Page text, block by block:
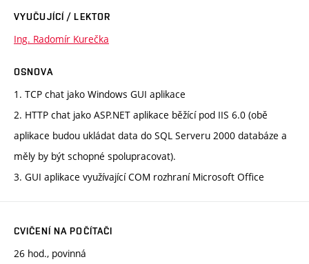
VYUČUJÍCÍ / LEKTOR
Ing. Radomír Kurečka
OSNOVA
1. TCP chat jako Windows GUI aplikace
2. HTTP chat jako ASP.NET aplikace běžící pod IIS 6.0 (obě
aplikace budou ukládat data do SQL Serveru 2000 databáze a
měly by být schopné spolupracovat).
3. GUI aplikace využívající COM rozhraní Microsoft Office
CVIČENÍ NA POČÍTAČI
26 hod., povinná